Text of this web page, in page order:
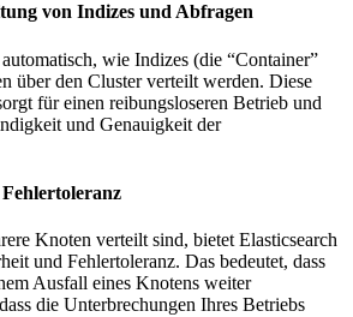
von Indizes und Abfragen
wie Indizes (die “Container”
über den Cluster verteilt werden. Diese
für einen reibungsloseren Betrieb und
und Genauigkeit der
Knoten verteilt sind, bietet Elasticsearch
und Fehlertoleranz. Das bedeutet, dass
Ausfall eines Knotens weiter
die Unterbrechungen Ihres Betriebs